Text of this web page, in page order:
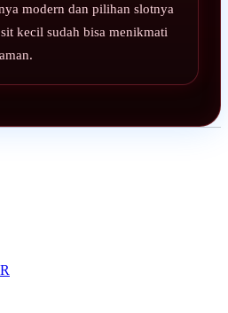
modern dan pilihan slotnya
kecil sudah bisa menikmati